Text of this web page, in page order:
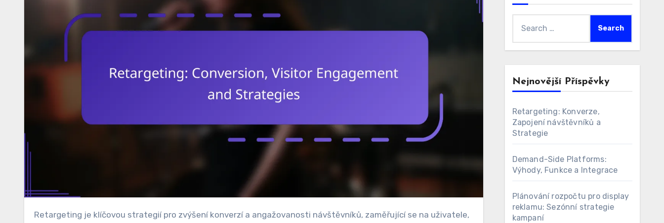
Retargeting je klíčovou strategií pro zvýšení konverzí a angažovanosti návštěvníků, zaměřující se na uživatele,
for:
Nejnovější Příspěvky
Retargeting: Konverze,
Zapojení návštěvníků a
Strategie
Demand-Side Platforms:
Výhody, Funkce a Integrace
Plánování rozpočtu pro display
reklamu: Sezónní strategie
kampaní